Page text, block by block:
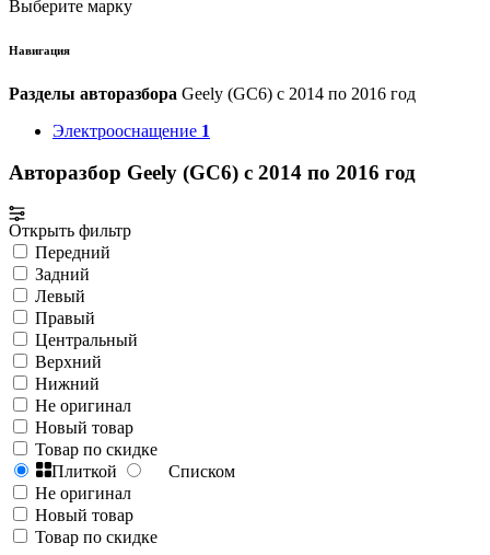
Выберите марку
Навигация
Разделы авторазбора Geely (GC6) с 2014 по 2016 год
Электрооснащение 1
Авторазбор Geely (GC6) с 2014 по 2016 год
Открыть фильтр
Передний
Задний
Левый
Правый
Центральный
Верхний
Нижний
Не оригинал
Новый товар
Товар по скидке
Плиткой
Списком
Не оригинал
Новый товар
Товар по скидке